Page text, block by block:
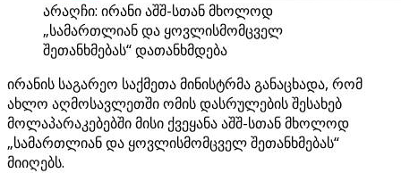
არაღჩი: ირანი აშშ-სთან მხოლოდ
„სამართლიან და ყოვლისმომცველ
შეთანხმებას“ დათანხმდება
ირანის საგარეო საქმეთა მინისტრმა განაცხადა, რომ
ახლო აღმოსავლეთში ომის დასრულების შესახებ
მოლაპარაკებებში მისი ქვეყანა აშშ-სთან მხოლოდ
„სამართლიან და ყოვლისმომცველ შეთანხმებას“
მიიღებს.